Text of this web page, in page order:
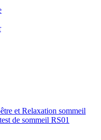
et Relaxation sommeil
de sommeil RS01